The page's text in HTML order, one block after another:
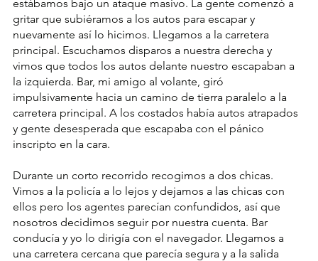
estábamos bajo un ataque masivo. La gente comenzó a
gritar que subiéramos a los autos para escapar y
nuevamente así lo hicimos. Llegamos a la carretera
principal. Escuchamos disparos a nuestra derecha y
vimos que todos los autos delante nuestro escapaban a
la izquierda. Bar, mi amigo al volante, giró
impulsivamente hacia un camino de tierra paralelo a la
carretera principal. A los costados había autos atrapados
y gente desesperada que escapaba con el pánico
inscripto en la cara.
Durante un corto recorrido recogimos a dos chicas.
Vimos a la policía a lo lejos y dejamos a las chicas con
ellos pero los agentes parecían confundidos, así que
nosotros decidimos seguir por nuestra cuenta. Bar
conducía y yo lo dirigía con el navegador. Llegamos a
una carretera cercana que parecía segura y a la salida